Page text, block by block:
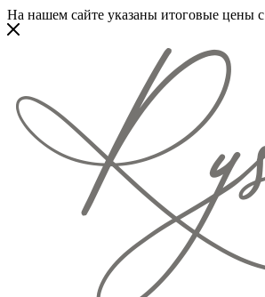
На нашем сайте указаны итоговые цены